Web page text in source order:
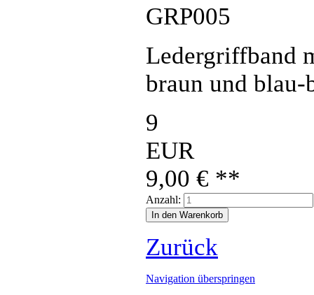
GRP005
Ledergriffband
braun und blau-
9
EUR
9,00 € **
Anzahl:
Zurück
Navigation überspringen